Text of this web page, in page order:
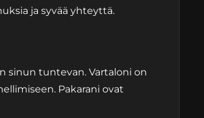
ja syvää yhteyttä.
sinun tuntevan. Vartaloni on
Pakarani ovat